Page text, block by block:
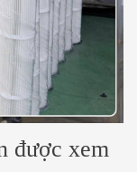
được xem